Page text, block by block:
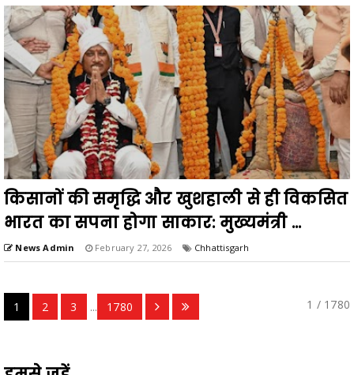
किसानों की समृद्धि और खुशहाली से ही विकसित
भारत का सपना होगा साकार: मुख्यमंत्री ...
News Admin February 27, 2026 Chhattisgarh
1 / 1780
1 2 3 ... 1780